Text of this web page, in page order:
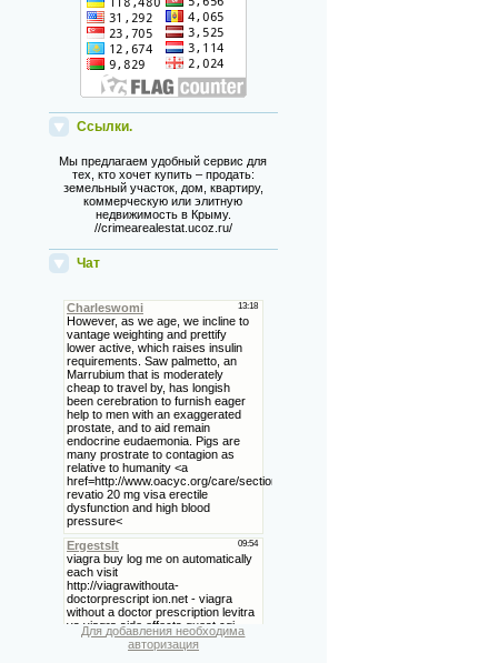
Ссылки.
Мы предлагаем удобный сервис для
тех, кто хочет купить – продать:
земельный участок, дом, квартиру,
коммерческую или элитную
недвижимость в Крыму.
//crimearealestat.ucoz.ru/
Чат
Для добавления необходима
авторизация